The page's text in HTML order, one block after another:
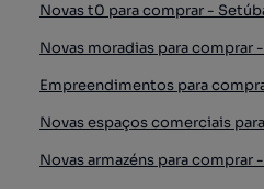
Novas t0 para comprar -
Novas moradias para comprar
Empreendimentos para
Novas espaços comerciais
Novas armazéns para comprar